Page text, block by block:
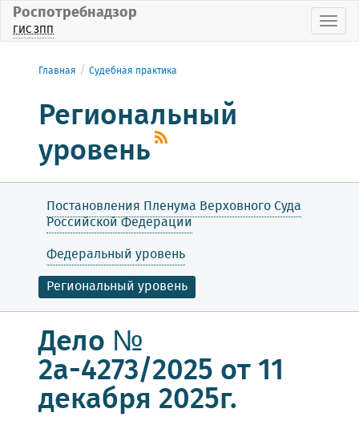
Роспотребнадзор
ГИС ЗПП
Главная Судебная практика
Региональный
уровень
Постановления Пленума Верховного Суда
Российской Федерации
Федеральный уровень
Региональный уровень
Дело №
2а-4273/2025 от 11
декабря 2025г.